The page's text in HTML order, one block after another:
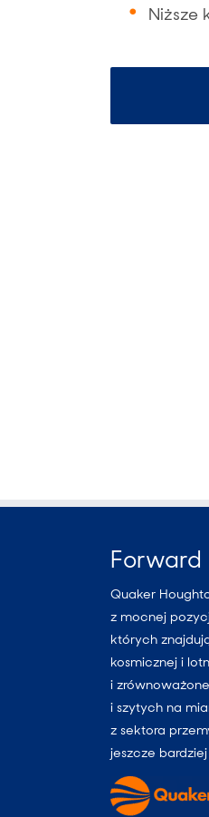
Niższe
Forward
Quaker
z mocnej
których
kosmicznej i
i
i szytych na
z sektora
jeszcze